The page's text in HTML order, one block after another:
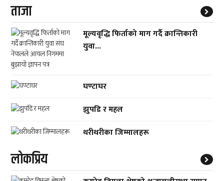
ताजा
मूल्यवृद्धि फिर्ताको माग गर्दै क्रान्तिकारी
युवा...
घण्टाघर
झुपडि र महल
थरीथरीका जिम्मालहरू
लाेकप्रिय